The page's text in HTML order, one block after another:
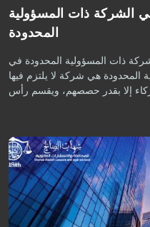
الشركة ذات المسؤولية
المحدودة
ذات المسؤولية المحدودة في
المحدودة هي شركة لا يلتزم فيها